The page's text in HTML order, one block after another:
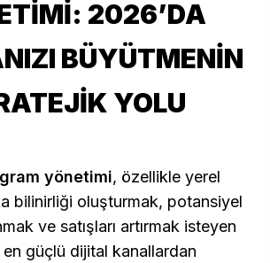
2026’DA
BÜYÜTMENIN
YOLU
yönetimi, özellikle yerel
bilinirliği oluşturmak, potansiyel
ve satışları artırmak isteyen
güçlü dijital kanallardan